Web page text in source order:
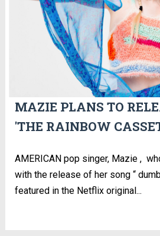
MAZIE PLANS TO
'THE RAINBOW
AMERICAN pop singer, Mazie ,
with the release of her song “
featured in the Netflix original...